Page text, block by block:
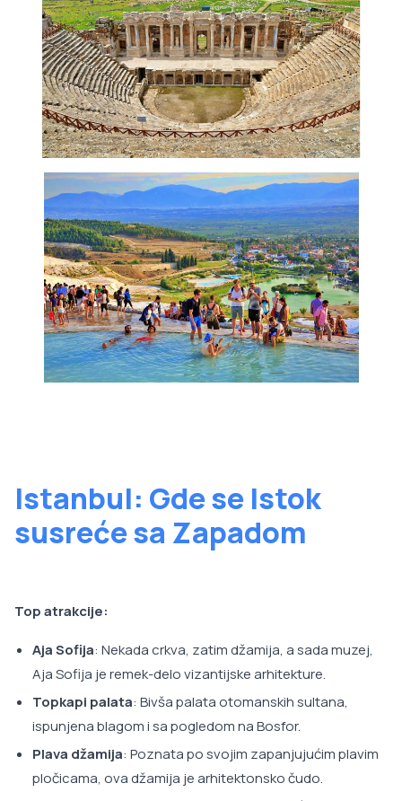
Istanbul: Gde se Istok
susreće sa Zapadom
Top atrakcije:
Aja Sofija: Nekada crkva, zatim džamija, a sada muzej,
Aja Sofija je remek-delo vizantijske arhitekture.
Topkapi palata: Bivša palata otomanskih sultana,
ispunjena blagom i sa pogledom na Bosfor.
Plava džamija: Poznata po svojim zapanjujućim plavim
pločicama, ova džamija je arhitektonsko čudo.